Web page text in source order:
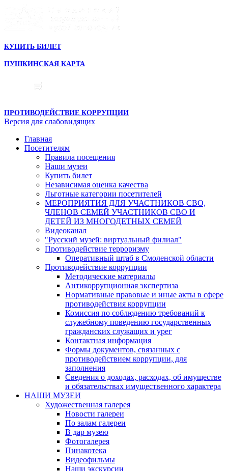
КУПИТЬ БИЛЕТ
ПУШКИНСКАЯ КАРТА
ПРОТИВОДЕЙСТВИЕ КОРРУПЦИИ
Версия для слабовидящих
Главная
Посетителям
Правила посещения
Наши музеи
Купить билет
Независимая оценка качества
Льготные категории посетителей
МЕРОПРИЯТИЯ ДЛЯ УЧАСТНИКОВ СВО,
ЧЛЕНОВ СЕМЕЙ УЧАСТНИКОВ СВО И
ДЕТЕЙ ИЗ МНОГОДЕТНЫХ СЕМЕЙ
Видеоканал
"Русский музей: виртуальный филиал"
Противодействие терроризму
Оперативный штаб в Смоленской области
Противодействие коррупции
Методические материалы
Антикоррупционная экспертиза
Нормативные правовые и иные акты в сфере
противодействия коррупции
Комиссия по соблюдению требований к
служебному поведению государственных
гражданских служащих и урег
Контактная информация
Формы документов, связанных с
противодействием коррупции, для
заполнения
Сведения о доходах, расходах, об имуществе
и обязательствах имущественного характера
НАШИ МУЗЕИ
Художественная галерея
Новости галереи
По залам галереи
В дар музею
Фотогалерея
Пинакотека
Видеофильмы
Наши экскурсии